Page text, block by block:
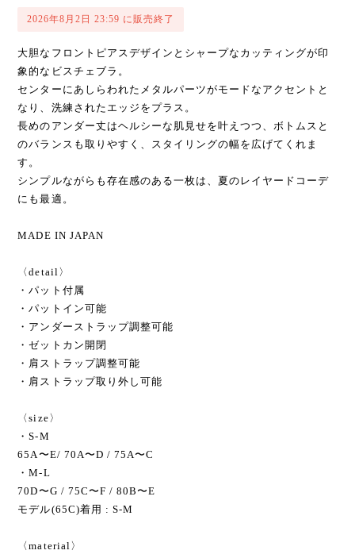
2026年8月2日 23:59 に販売終了
大胆なフロントピアスデザインとシャープなカッティングが印
象的なビスチェブラ。
センターにあしらわれたメタルパーツがモードなアクセントと
なり、洗練されたエッジをプラス。
長めのアンダー丈はヘルシーな肌見せを叶えつつ、ボトムスと
のバランスも取りやすく、スタイリングの幅を広げてくれま
す。
シンプルながらも存在感のある一枚は、夏のレイヤードコーデ
にも最適。
MADE IN JAPAN
〈detail〉
・パット付属
・パットイン可能
・アンダーストラップ調整可能
・ゼットカン開閉
・肩ストラップ調整可能
・肩ストラップ取り外し可能
〈size〉
・S-M
65A〜E/ 70A〜D / 75A〜C
・M-L
70D〜G / 75C〜F / 80B〜E
モデル(65C)着用 : S-M
〈material〉